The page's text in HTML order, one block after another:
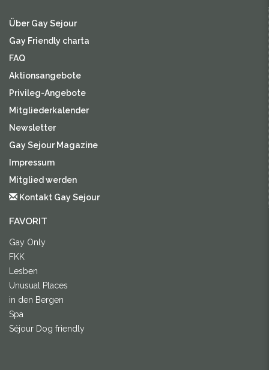
Über Gay Sejour
Gay Friendly charta
FAQ
Aktionsangebote
Privileg-Angebote
Mitgliederkalender
Newsletter
Gay Sejour Magazine
Impressum
Mitglied werden
Kontakt Gay Sejour
FAVORIT
Gay Only
FKK
Lesben
Unusual Places
in den Bergen
Spa
Séjour Dog friendly